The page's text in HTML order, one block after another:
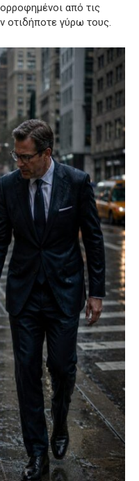
από τις
οτιδήποτε γύρω τους.